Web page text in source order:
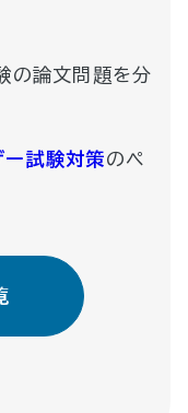
の論文問題を分
ー試験対策のペ